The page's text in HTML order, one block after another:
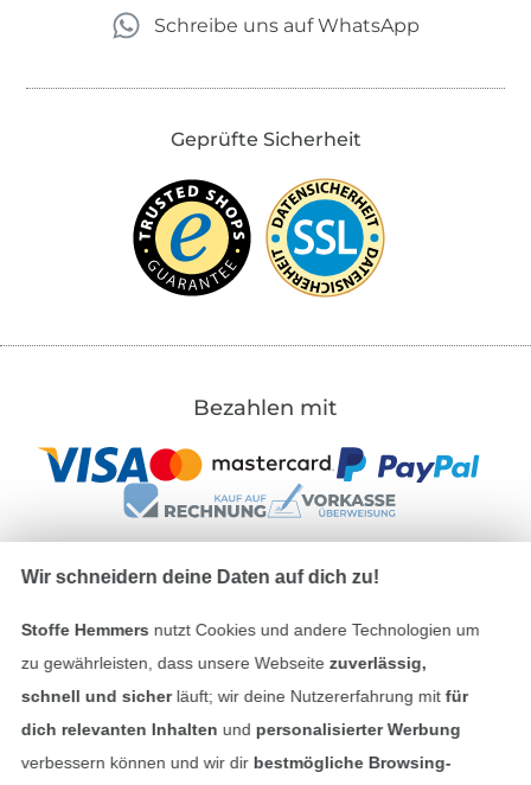
Schreibe uns auf WhatsApp
Geprüfte Sicherheit
Bezahlen mit
In den deutschen Shop wechseln (aktuell
Wir schneidern deine Daten auf dich zu!
Stoffe Hemmers nutzt Cookies und andere Technologien um
zu gewährleisten, dass unsere Webseite zuverlässig,
schnell und sicherläuft; wir deine Nutzererfahrung mitfür
dich relevanten Inhalten und personalisierter Werbung
verbessern können und wir dir bestmögliche Browsing-